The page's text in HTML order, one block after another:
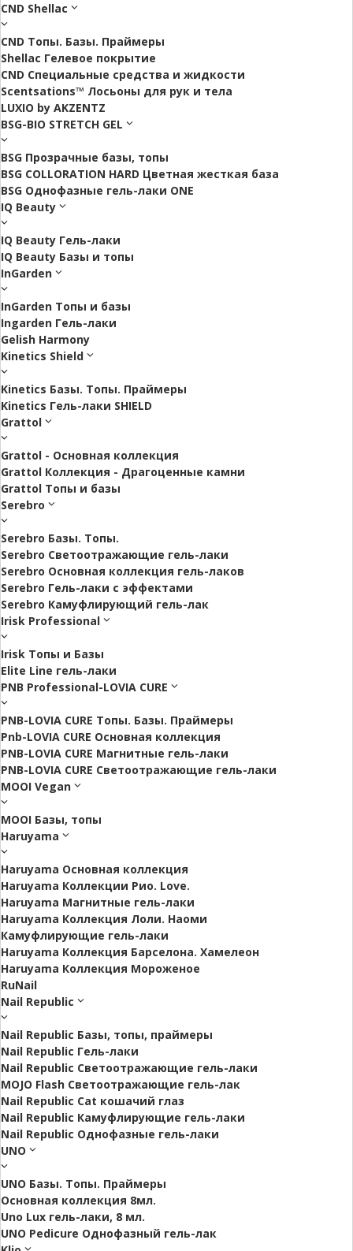
CND Shellac
CND Топы. Базы. Праймеры
Shellac Гелевое покрытие
CND Специальные средства и жидкости
Scentsations™ Лосьоны для рук и тела
LUXIO by AKZENTZ
BSG-BIO STRETCH GEL
BSG Прозрачные базы, топы
BSG COLLORATION HARD Цветная жесткая база
BSG Однофазные гель-лаки ONE
IQ Beauty
IQ Beauty Гель-лаки
IQ Beauty Базы и топы
InGarden
InGarden Топы и базы
Ingarden Гель-лаки
Gelish Harmony
Kinetics Shield
Kinetics Базы. Топы. Праймеры
Kinetics Гель-лаки SHIELD
Grattol
Grattol - Oснoвнaя коллекция
Grattol Коллекция - Драгоценные камни
Grattol Топы и базы
Serebro
Serebro Базы. Топы.
Serebro Светоотражающие гель-лаки
Serebro Основная коллекция гель-лаков
Serebro Гель-лаки с эффектами
Serebro Камуфлирующий гель-лак
Irisk Professional
Irisk Топы и Базы
Elite Line гель-лаки
PNB Professional-LOVIA CURE
PNB-LOVIA CURE Топы. Базы. Праймеры
Pnb-LOVIA CURE Основная коллекция
PNB-LOVIA CURE Магнитные гель-лаки
PNB-LOVIA CURE Cветоотражающие гель-лаки
MOOI Vegan
MOOI Базы, топы
Haruyama
Haruyama Основная коллекция
Haruyama Коллекции Рио. Love.
Haruyama Магнитные гель-лаки
Haruyama Коллекция Лоли. Наоми
Камуфлирующие гель-лаки
Haruyama Коллекция Барселона. Хамелеон
Haruyama Коллекция Мороженое
RuNail
Nail Republic
Nail Republic Базы, топы, праймеры
Nail Republic Гель-лаки
Nail Republic Светоотражающие гель-лаки
MOJO Flash Светоотражающие гель-лак
Nail Republic Cat кошачий глаз
Nail Republic Камуфлирующие гель-лаки
Nail Republic Однофазные гель-лаки
UNO
UNO Базы. Топы. Праймеры
Основная коллекция 8мл.
Uno Lux гель-лаки, 8 мл.
UNO Pedicure Однофазный гель-лак